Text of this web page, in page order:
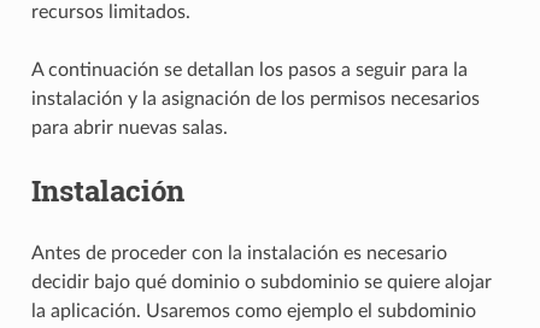
recursos limitados.
A continuación se detallan los pasos a seguir para la
instalación y la asignación de los permisos necesarios
para abrir nuevas salas.
Instalación
Antes de proceder con la instalación es necesario
decidir bajo qué dominio o subdominio se quiere alojar
la aplicación. Usaremos como ejemplo el subdominio